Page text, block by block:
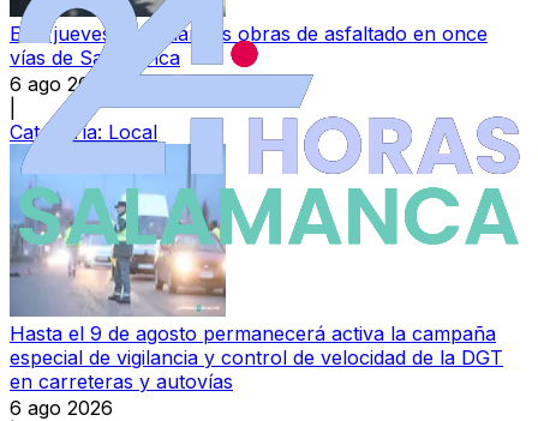
Este jueves se inician las obras de asfaltado en once
vías de Salamanca
6 ago 2026
Categoría: Local
Hasta el 9 de agosto permanecerá activa la campaña
especial de vigilancia y control de velocidad de la DGT
en carreteras y autovías
6 ago 2026